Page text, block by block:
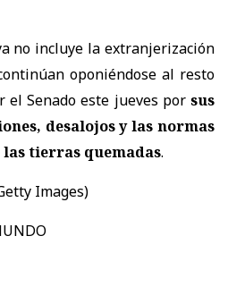
no incluye la extranjerización
oponiéndose al resto
el Senado este jueves por sus
desalojos y las normas
tierras quemadas.
Images)